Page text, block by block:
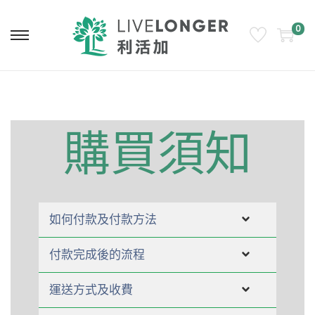
0
購買須知
如何付款及付款方法
付款完成後的流程
運送方式及收費